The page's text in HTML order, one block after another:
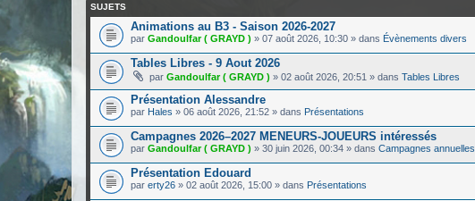
SUJETS
Animations au B3 - Saison 2026-2027
par Gandoulfar ( GRAYD ) » 07 août 2026, 10:30 » dans Évènements divers
Tables Libres - 9 Aout 2026
par Gandoulfar ( GRAYD ) » 02 août 2026, 20:51 » dans Tables Libres
Présentation Alessandre
par Hales » 06 août 2026, 21:52 » dans Présentations
Campagnes 2026–2027 MENEURS-JOUEURS intéressés
par Gandoulfar ( GRAYD ) » 30 juin 2026, 00:34 » dans Campagnes annuelles
Présentation Edouard
par erty26 » 02 août 2026, 15:00 » dans Présentations